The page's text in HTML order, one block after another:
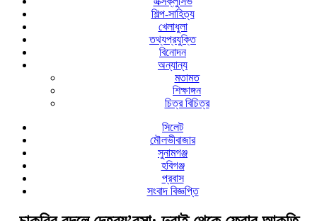
শিল্প-সাহিত্য
খেলাধুলা
তথ্যপ্রযুক্তি
বিনোদন
অন্যান্য
মতামত
শিক্ষাঙ্গন
চিত্র বিচিত্র
সিলেট
মৌলভীবাজার
সুনামগঞ্জ
হবিগঞ্জ
প্রবাস
সংবাদ বিজ্ঞপ্তি